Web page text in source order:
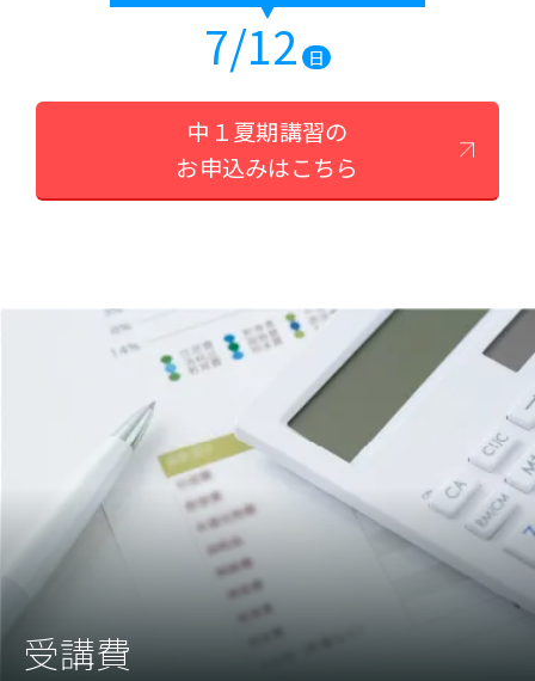
7/12 日
中１夏期講習の
お申込みはこちら
受講費